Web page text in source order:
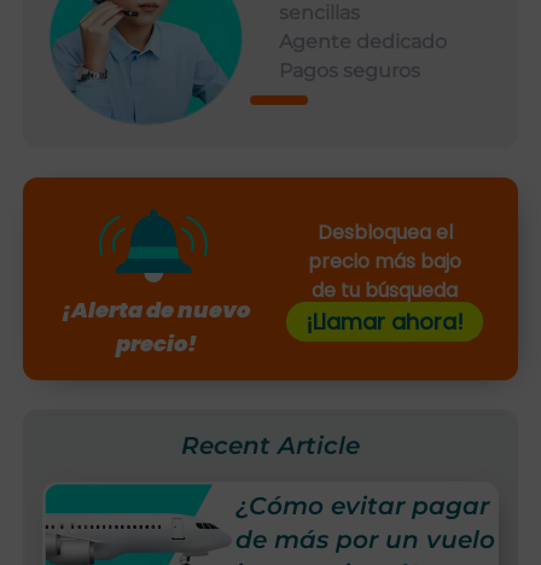
sencillas
Agente dedicado
Pagos seguros
¡Alerta de nuevo
precio!
Desbloquea el
precio más bajo
de tu búsqueda
¡Llamar ahora!
Recent Article
¿Cómo evitar pagar
de más por un vuelo